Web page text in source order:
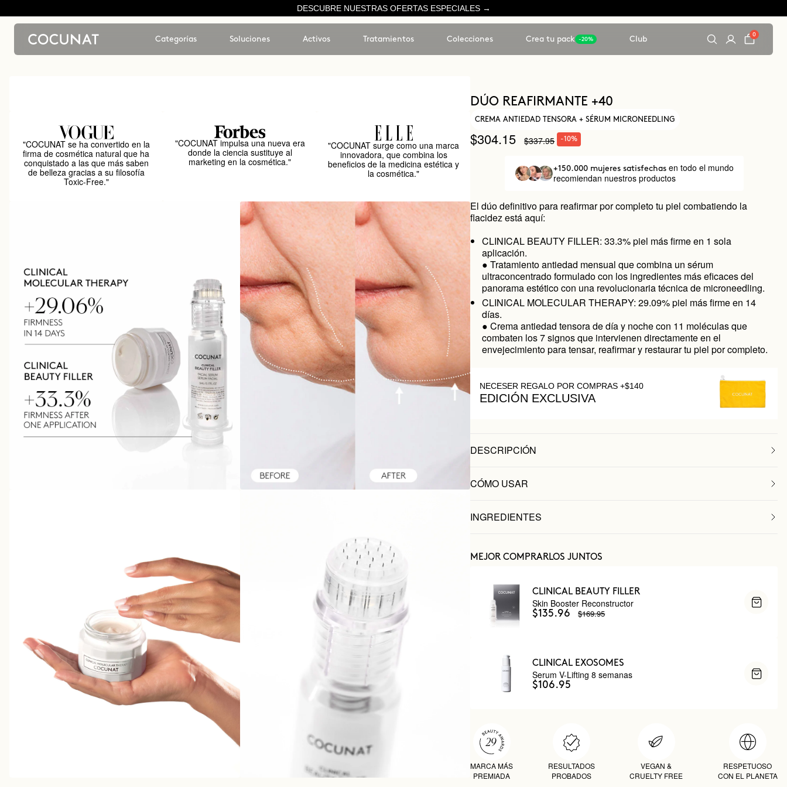
DESCUBRE NUESTRAS OFERTAS ESPECIALES →
Categorías Soluciones Activos Tratamientos Colecciones Crea tu pack -20% Club
0
"COCUNAT se ha convertido en la
firma de cosmética natural que ha
conquistado a las que más saben
de belleza gracias a su filosofía
Toxic-Free."
"COCUNAT impulsa una nueva era
donde la ciencia sustituye al
marketing en la cosmética."
"COCUNAT surge como una marca
innovadora, que combina los
beneficios de la medicina estética y
la cosmética."
DÚO REAFIRMANTE +40
CREMA ANTIEDAD TENSORA + SÉRUM MICRONEEDLING
$304.15 $337.95 -10%
+150.000 mujeres satisfechas en todo el mundo
recomiendan nuestros productos
El dúo definitivo para reafirmar por completo tu piel combatiendo la
flacidez está aquí:
CLINICAL BEAUTY FILLER: 33.3% piel más firme en 1 sola
aplicación.
● Tratamiento antiedad mensual que combina un sérum
ultraconcentrado formulado con los ingredientes más eficaces del
panorama estético con una revolucionaria técnica de microneedling.
CLINICAL MOLECULAR THERAPY: 29.09% piel más firme en 14
días.
● Crema antiedad tensora de día y noche con 11 moléculas que
combaten los 7 signos que intervienen directamente en el
envejecimiento para tensar, reafirmar y restaurar tu piel por completo.
NECESER REGALO POR COMPRAS +$140
EDICIÓN EXCLUSIVA
DESCRIPCIÓN
CÓMO USAR
INGREDIENTES
MEJOR COMPRARLOS JUNTOS
CLINICAL BEAUTY FILLER
Skin Booster Reconstructor
$135.96 $169.95
CLINICAL EXOSOMES
Serum V-Lifting 8 semanas
$106.95
MARCA MÁS
PREMIADA
RESULTADOS
PROBADOS
VEGAN &
CRUELTY FREE
RESPETUOSO
CON EL PLANETA